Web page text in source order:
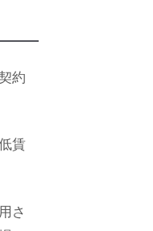
約
賃
さ